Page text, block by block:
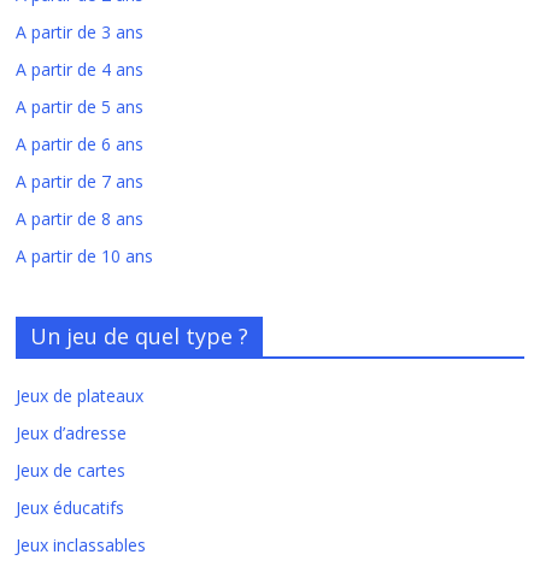
A partir de 3 ans
A partir de 4 ans
A partir de 5 ans
A partir de 6 ans
A partir de 7 ans
A partir de 8 ans
A partir de 10 ans
Un jeu de quel type ?
Jeux de plateaux
Jeux d’adresse
Jeux de cartes
Jeux éducatifs
Jeux inclassables